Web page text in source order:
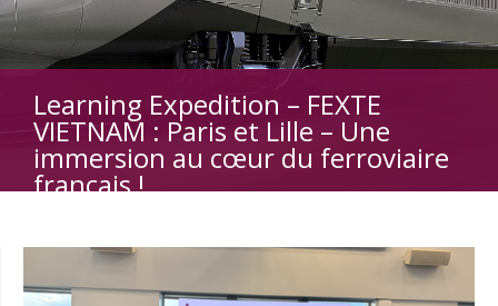
Learning Expedition – FEXTE
VIETNAM : Paris et Lille – Une
immersion au cœur du ferroviaire
français !